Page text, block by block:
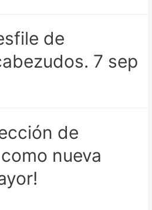
de
7 sep
de
nueva